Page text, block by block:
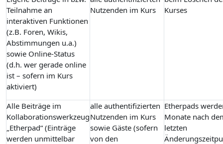
Teilnahme an
interaktiven Funktionen
(z.B. Foren, Wikis,
Abstimmungen u.a.)
sowie Online-Status
(d.h. wer gerade online
ist – sofern im Kurs
aktiviert)
Nutzenden im Kurs
Kurses
Alle Beiträge im
Kollaborationswerkzeug
„Etherpad“ (Einträge
werden unmittelbar
alle authentifizierten
Nutzenden im Kurs
sowie Gäste (sofern
von den
Etherpads
Monate nach
letzten